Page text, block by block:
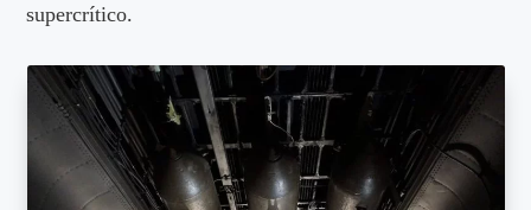
supercrítico.